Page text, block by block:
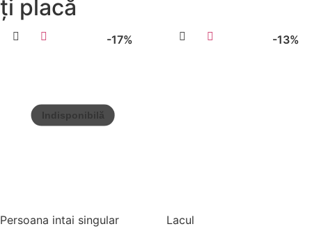
ți placă
-17%
Persoana intai singular
-13%
Lacul